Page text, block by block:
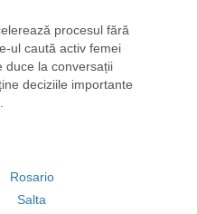
procesul fără
ul caută activ femei
duce la conversații
deciziile importante
Rosario
Salta